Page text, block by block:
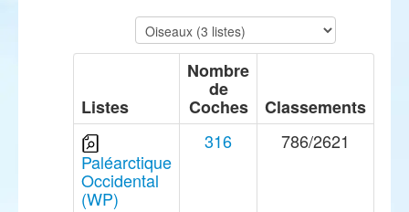
Listes
Nombre
de
Coches Classements
Paléarctique
Occidental
(WP)
316 786/2621